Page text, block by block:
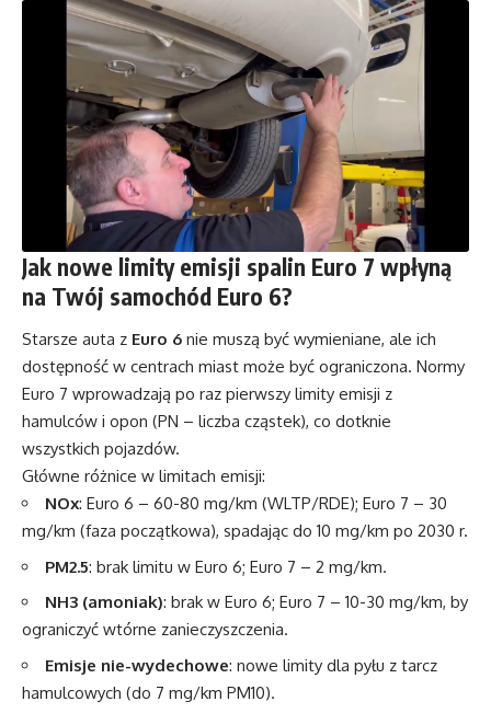
Jak nowe limity emisji spalin Euro 7 wpłyną
na Twój samochód Euro 6?
Starsze auta z Euro 6 nie muszą być wymieniane, ale ich
dostępność w centrach miast może być ograniczona. Normy
Euro 7 wprowadzają po raz pierwszy limity emisji z
hamulców i opon (PN – liczba cząstek), co dotknie
wszystkich pojazdów.
Główne różnice w limitach emisji:
NOx: Euro 6 – 60-80 mg/km (WLTP/RDE); Euro 7 – 30
mg/km (faza początkowa), spadając do 10 mg/km po 2030 r.
PM2.5: brak limitu w Euro 6; Euro 7 – 2 mg/km.
NH3 (amoniak): brak w Euro 6; Euro 7 – 10-30 mg/km, by
ograniczyć wtórne zanieczyszczenia.
Emisje nie-wydechowe: nowe limity dla pyłu z tarcz
hamulcowych (do 7 mg/km PM10).